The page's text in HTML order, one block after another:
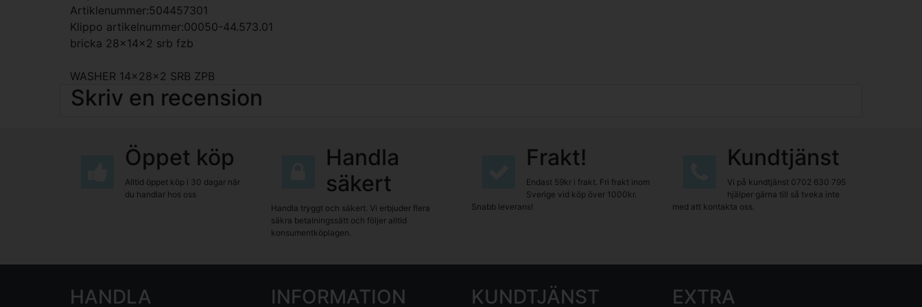
Artiklenummer:504457301
Klippo artikelnummer:00050-44.573.01
bricka 28x14x2 srb fzb
WASHER 14x28x2 SRB ZPB
Skriv en recension
Öppet köp
Alltid öppet köp i 30 dagar när
du handlar hos oss
Handla
säkert
Handla tryggt och säkert. Vi erbjuder flera
säkra betalningssätt och följer alltid
konsumentköplagen.
Frakt!
Endast 59kr i frakt. Fri frakt inom
Sverige vid köp över 1000kr.
Snabb leverans!
Kundtjänst
Vi på kundtjänst 0702 630 795
hjälper gärna till så tveka inte
med att kontakta oss.
HANDLA INFORMATION KUNDTJÄNST EXTRA